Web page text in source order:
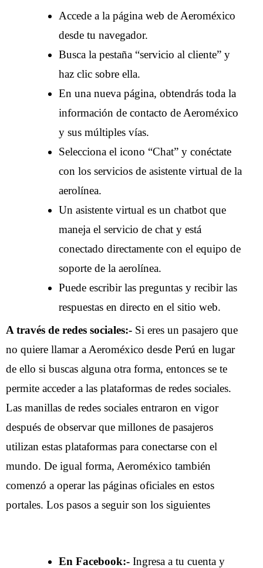
Accede a la página web de Aeroméxico
desde tu navegador.
Busca la pestaña “servicio al cliente” y
haz clic sobre ella.
En una nueva página, obtendrás toda la
información de contacto de Aeroméxico
y sus múltiples vías.
Selecciona el icono “Chat” y conéctate
con los servicios de asistente virtual de la
aerolínea.
Un asistente virtual es un chatbot que
maneja el servicio de chat y está
conectado directamente con el equipo de
soporte de la aerolínea.
Puede escribir las preguntas y recibir las
respuestas en directo en el sitio web.
A través de redes sociales:- Si eres un pasajero que
no quiere llamar a Aeroméxico desde Perú en lugar
de ello si buscas alguna otra forma, entonces se te
permite acceder a las plataformas de redes sociales.
Las manillas de redes sociales entraron en vigor
después de observar que millones de pasajeros
utilizan estas plataformas para conectarse con el
mundo. De igual forma, Aeroméxico también
comenzó a operar las páginas oficiales en estos
portales. Los pasos a seguir son los siguientes
En Facebook:- Ingresa a tu cuenta y